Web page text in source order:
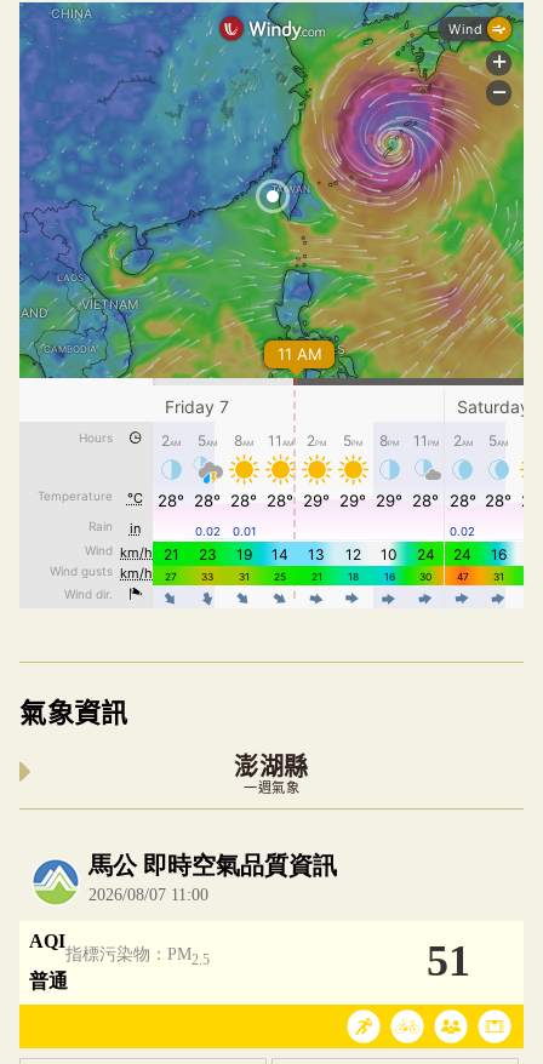
氣象資訊
澎湖縣
一週氣象
內嵌空氣品質小工具為視覺預覽，完整即時空